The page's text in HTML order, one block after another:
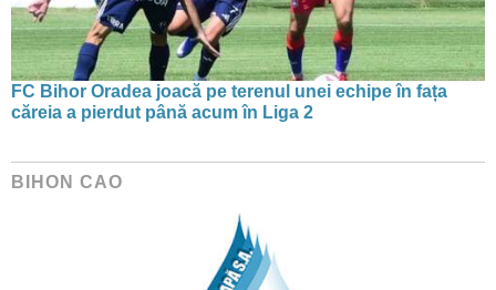
FC Bihor Oradea joacă pe terenul unei echipe în fața
căreia a pierdut până acum în Liga 2
BIHON CAO